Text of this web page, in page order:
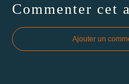
Commenter cet
Ajouter un